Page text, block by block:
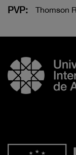
PVP: Thomson